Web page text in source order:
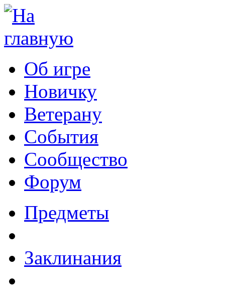
Об игре
Новичку
Ветерану
События
Сообщество
Форум
Предметы
Заклинания